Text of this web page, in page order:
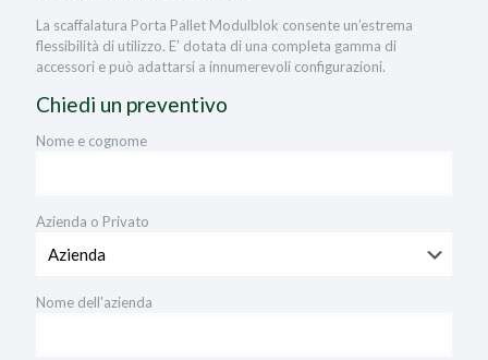
La scaffalatura Porta Pallet Modulblok consente un’estrema
flessibilità di utilizzo. E’ dotata di una completa gamma di
accessori e può adattarsi a innumerevoli configurazioni.
Chiedi un preventivo
Nome e cognome
Azienda o Privato
Nome dell'azienda